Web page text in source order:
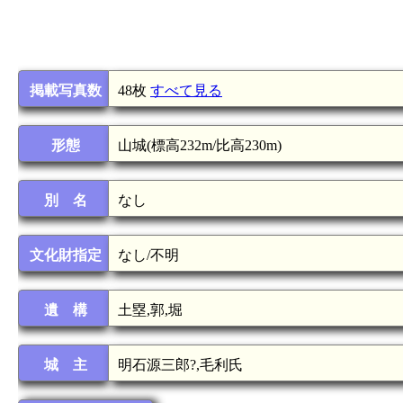
掲載写真数 48枚 すべて見る
形態 山城(標高232m/比高230m)
別 名 なし
文化財指定 なし/不明
遺 構 土塁,郭,堀
城 主 明石源三郎?,毛利氏